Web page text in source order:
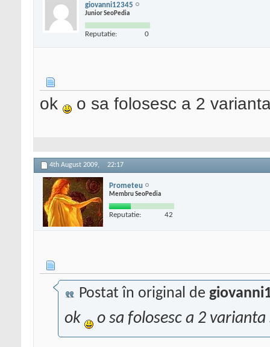
giovanni12345
Junior SeoPedia
Reputatie: 0
ok o sa folosesc a 2
4th August 2009, 22:17
Prometeu
Membru SeoPedia
Reputatie: 42
Postat în original de
ok o sa folosesc a 2